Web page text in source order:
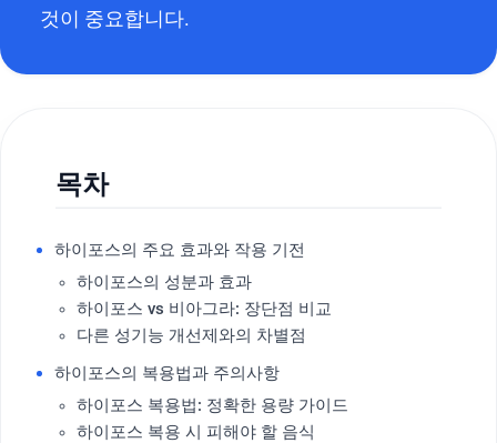
것이 중요합니다.
목차
하이포스의 주요 효과와 작용 기전
하이포스의 성분과 효과
하이포스 vs 비아그라: 장단점 비교
다른 성기능 개선제와의 차별점
하이포스의 복용법과 주의사항
하이포스 복용법: 정확한 용량 가이드
하이포스 복용 시 피해야 할 음식